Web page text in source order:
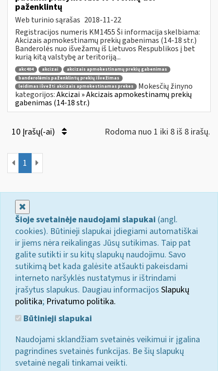
paženklintų
Web turinio sąrašas 2018-11-22
Registracijos numeris KM1455 Ši informacija skelbiama:
Akcizais apmokestinamų prekių gabenimas (14-18 str.)
Banderolės nuo išvežamų iš Lietuvos Respublikos į bet
kurią kitą valstybę ar teritoriją...
akc404 akcizai
akcizais apmokestinamų prekių gabenimas
banderolėmis paženklintų prekių išvežimas
leidimas išvežti akcizais apmokestinamas prekes
Mokesčių žinyno
kategorijos:Akcizai » Akcizais apmokestinamų prekių
gabenimas (14-18 str.)
10 Įrašų(-ai) Rodoma nuo 1 iki 8 iš 8 irašų.
1
Šioje svetainėje naudojami slapukai (angl.
cookies). Būtinieji slapukai įdiegiami automatiškai
ir jiems nėra reikalingas Jūsų sutikimas. Taip pat
galite sutikti ir su kitų slapukų naudojimu. Savo
sutikimą bet kada galėsite atšaukti pakeisdami
interneto naršyklės nustatymus ir ištrindami
įrašytus slapukus. Daugiau informacijos Slapukų
politika; Privatumo politika.
Būtinieji slapukai
Naudojami sklandžiam svetainės veikimui ir įgalina
pagrindines svetainės funkcijas. Be šių slapukų
svetainė negali tinkamai veikti.